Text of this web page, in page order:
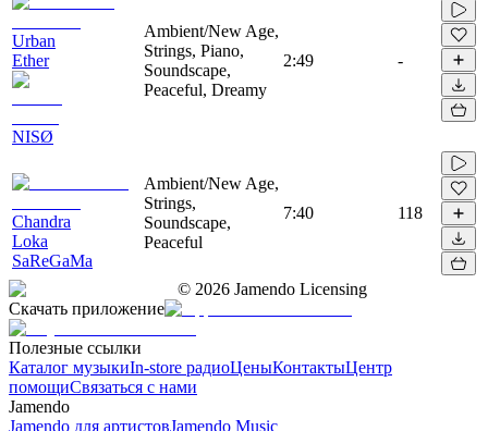
Urban
Ether
NISØ
Ambient/New Age,
Strings, Piano,
Soundscape,
Peaceful, Dreamy
2:49 -
Chandra
Loka
SaReGaMa
Ambient/New Age,
Strings,
Soundscape,
Peaceful
7:40 118
© 2026 Jamendo Licensing
Скачать приложение
Полезные ссылки
Каталог музыкиIn-store радиоЦеныКонтактыЦентр
помощиСвязаться с нами
Jamendo
Jamendo для артистовJamendo Music